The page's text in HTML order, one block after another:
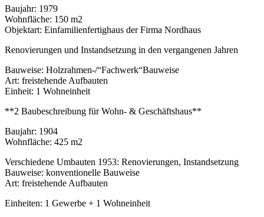
Baujahr: 1979
Wohnfläche: 150 m2
Objektart: Einfamilienfertighaus der Firma Nordhaus
Renovierungen und Instandsetzung in den vergangenen Jahren
Bauweise: Holzrahmen-/“Fachwerk“Bauweise
Art: freistehende Aufbauten
Einheit: 1 Wohneinheit
**2 Baubeschreibung für Wohn- & Geschäftshaus**
Baujahr: 1904
Wohnfläche: 425 m2
Verschiedene Umbauten 1953: Renovierungen, Instandsetzung
Bauweise: konventionelle Bauweise
Art: freistehende Aufbauten
Einheiten: 1 Gewerbe + 1 Wohneinheit